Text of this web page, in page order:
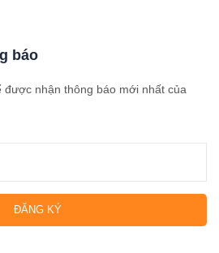
báo
được nhận thông báo mới nhất của
ĐĂNG KÝ